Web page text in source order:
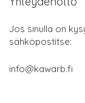
Jos sinulla on
sähköpostitse:
info@kawarb.fi